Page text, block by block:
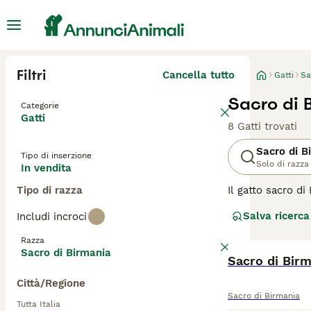
Filtri Cancella tutto
Categorie
Gatti
Tipo di inserzione
In vendita
Tipo di razza
Includi incroci
Razza
Sacro di Birmania
Città/Regione
Tutta Italia
Gatti
Sacro di
8 Gatti trovati
Sacro di
Solo di razza
Il gatto sacro di
stesso tempo
per cui il
Salva ricerca
Sacro di
Sacro di Birmania